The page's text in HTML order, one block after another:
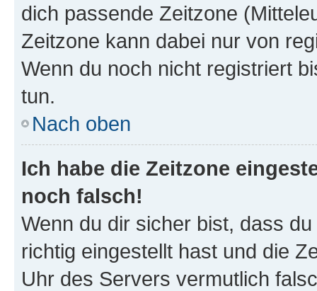
dich passende Zeitzone
Zeitzone kann dabei nur von
Wenn du noch nicht registriert
tun.
Nach oben
Ich habe die Zeitzone
noch falsch!
Wenn du dir sicher bist, dass
richtig eingestellt hast und die
Uhr des Servers vermutlich